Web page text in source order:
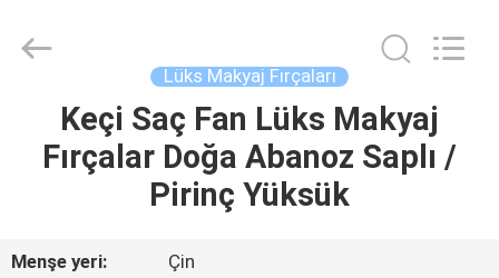
Lüks Makyaj Fırçaları
Keçi Saç Fan Lüks Makyaj
Fırçalar Doğa Abanoz Saplı /
Pirinç Yüksük
Menşe yeri:
Çin